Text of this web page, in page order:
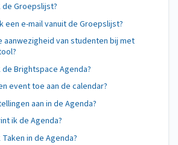
Groepslijst?
een e-mail vanuit de Groepslijst?
aanwezigheid van studenten bij met
Brightspace Agenda?
event toe aan de calendar?
aan in de Agenda?
ik de Agenda?
in de Agenda?